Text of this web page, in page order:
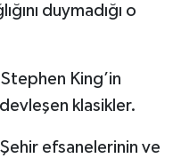
duymadığı o
Stephen King’in
klasikler.
Şehir efsanelerinin ve